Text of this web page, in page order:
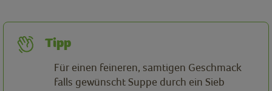
Tipp
Für einen feineren, samtigen Geschmack
falls gewünscht Suppe durch ein Sieb